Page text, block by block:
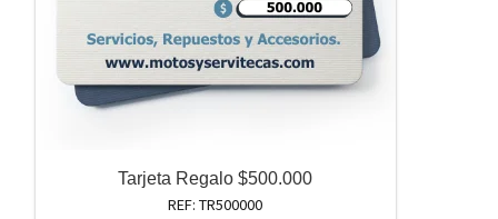
Tarjeta Regalo $500.000
REF: TR500000